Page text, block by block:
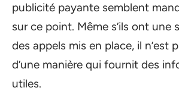
publicité payante semblent
sur ce point. Même s’ils ont une
des appels mis en place, il n’est
d’une manière qui fournit des
utiles.